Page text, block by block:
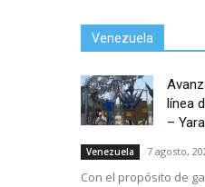
Venezuela
línea
–
Venezuela 7 agosto,
Con el propósito de